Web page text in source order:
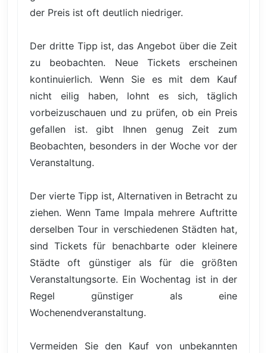
der Preis ist oft deutlich niedriger.
Der dritte Tipp ist, das Angebot über die Zeit
zu beobachten. Neue Tickets erscheinen
kontinuierlich. Wenn Sie es mit dem Kauf
nicht eilig haben, lohnt es sich, täglich
vorbeizuschauen und zu prüfen, ob ein Preis
gefallen ist. gibt Ihnen genug Zeit zum
Beobachten, besonders in der Woche vor der
Veranstaltung.
Der vierte Tipp ist, Alternativen in Betracht zu
ziehen. Wenn Tame Impala mehrere Auftritte
derselben Tour in verschiedenen Städten hat,
sind Tickets für benachbarte oder kleinere
Städte oft günstiger als für die größten
Veranstaltungsorte. Ein Wochentag ist in der
Regel günstiger als eine
Wochenendveranstaltung.
Vermeiden Sie den Kauf von unbekannten